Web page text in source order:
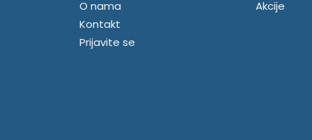
O nama
Kontakt
Prijavite se
Akcije